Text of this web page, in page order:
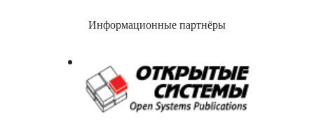
Информационные партнёры